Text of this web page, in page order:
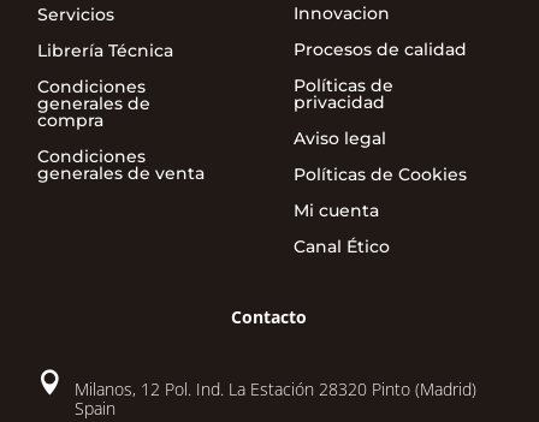
Servicios
Librería Técnica
Condiciones
generales de
compra
Condiciones
generales de venta
Innovacion
Procesos de calidad
Políticas de
privacidad
Aviso legal
Políticas de Cookies
Mi cuenta
Canal Ético
Contacto

Milanos, 12 Pol. Ind. La Estación 28320 Pinto (Madrid)
Spain